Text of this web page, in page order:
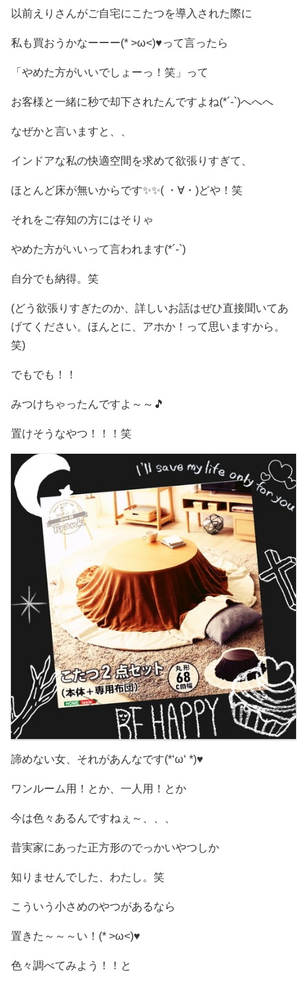
以前えりさんがご自宅にこたつを導入された際に
私も買おうかなーーー(* >ω<)♥️って言ったら
「やめた方がいいでしょーっ！笑」って
お客様と一緒に秒で却下されたんですよね(*´-`)へへへ
なぜかと言いますと、、
インドアな私の快適空間を求めて欲張りすぎて、
ほとんど床が無いからです✨✨( ・∀・)どや！笑
それをご存知の方にはそりゃ
やめた方がいいって言われます(*´-`)
自分でも納得。笑
(どう欲張りすぎたのか、詳しいお話はぜひ直接聞いてあ
げてください。ほんとに、アホか！って思いますから。
笑)
でもでも！！
みつけちゃったんですよ～～🎵
置けそうなやつ！！！笑
諦めない女、それがあんなです(*‘ω‘ *)♥️
ワンルーム用！とか、一人用！とか
今は色々あるんですねぇ～、、、
昔実家にあった正方形のでっかいやつしか
知りませんでした、わたし。笑
こういう小さめのやつがあるなら
置きた～～～い！(* >ω<)♥️
色々調べてみよう！！と